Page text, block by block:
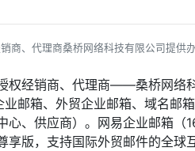
商、代理商桑桥网络科技有限公司提供
权经销商、代理商——桑桥网络
邮箱、外贸企业邮箱、域名邮
心、供应商）。网易企业邮箱
版，支持国际外贸邮件的全球互